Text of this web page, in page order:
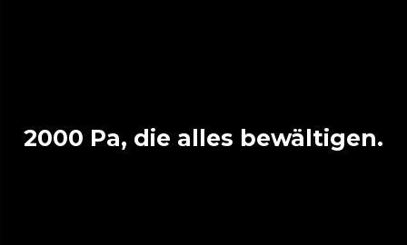
2000 Pa, die alles bewältigen.